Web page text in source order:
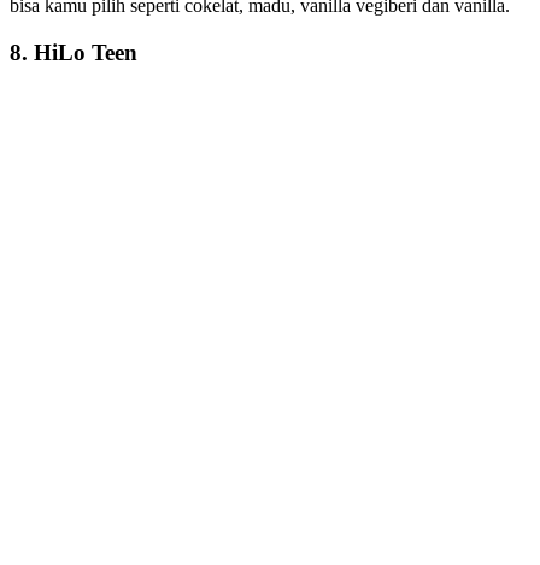
bisa kamu pilih seperti cokelat, madu, vanilla vegiberi dan vanilla.
8. HiLo Teen